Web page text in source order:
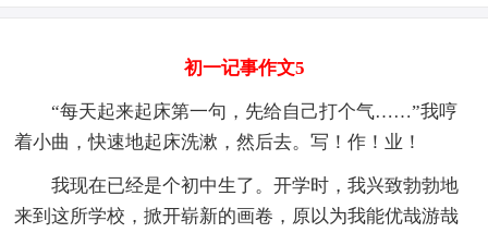
初一记事作文5
“每天起来起床第一句，先给自己打个气……”我哼
着小曲，快速地起床洗漱，然后去。写！作！业！
我现在已经是个初中生了。开学时，我兴致勃勃地
来到这所学校，掀开崭新的画卷，原以为我能优哉游哉